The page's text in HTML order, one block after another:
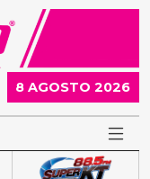
8 AGOSTO 2026